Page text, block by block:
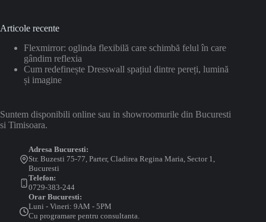
Articole recente
Flexmirror: oglinda flexibilă care schimbă felul în care
gândim reflexia
Cum redefinește Dresswall spațiul dintre pereți, lumină
și imagine
Suntem disponibili online sau in showroomurile din Bucuresti
si Timisoara.
Adresa Bucuresti:
Str. Buzesti 75-77, Parter, Cladirea Regina Maria, Sector 1,
Bucuresti
Telefon:
0729-383-244
Orar Bucuresti:
Luni - Vineri: 9AM - 5PM
Cu programare pentru consultanta.